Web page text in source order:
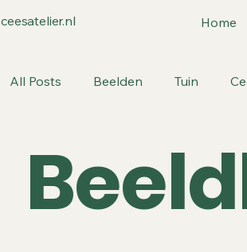
ceesatelier.nl Home
All Posts Beelden Tuin